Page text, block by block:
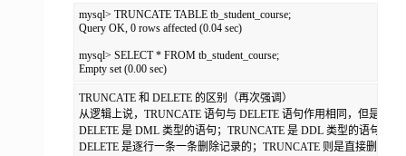
mysql> TRUNCATE TABLE tb_student_course;
Query OK, 0 rows affected (0.04 sec)
mysql> SELECT * FROM tb_student_course;
Empty set (0.00 sec)
TRUNCATE 和 DELETE 的区别（再次强调）
从逻辑上说，TRUNCATE 语句与 DELETE 语句作用相同，但是在
DELETE 是 DML 类型的语句；TRUNCATE 是 DDL 类型的语句。
DELETE 是逐行一条一条删除记录的；TRUNCATE 则是直接删除